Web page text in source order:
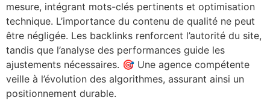
mesure, intégrant mots-clés pertinents et optimisation
technique. L’importance du contenu de qualité ne peut
être négligée. Les backlinks renforcent l’autorité du site,
tandis que l’analyse des performances guide les
ajustements nécessaires. 🎯 Une agence compétente
veille à l’évolution des algorithmes, assurant ainsi un
positionnement durable.